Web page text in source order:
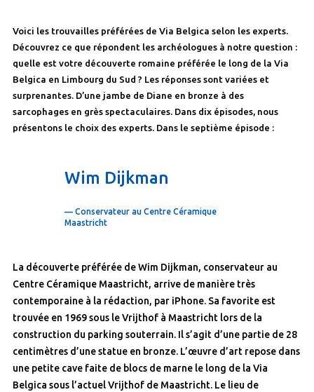
Voici les trouvailles préférées de Via Belgica selon les experts.
Découvrez ce que répondent les archéologues à notre question :
quelle est votre découverte romaine préférée le long de la Via
Belgica en Limbourg du Sud ? Les réponses sont variées et
surprenantes. D’une jambe de Diane en bronze à des
sarcophages en grès spectaculaires. Dans dix épisodes, nous
présentons le choix des experts. Dans le septième épisode :
Wim Dijkman
— Conservateur au Centre Céramique
Maastricht
La découverte préférée de Wim Dijkman, conservateur au
Centre Céramique Maastricht, arrive de manière très
contemporaine à la rédaction, par iPhone. Sa favorite est
trouvée en 1969 sous le Vrijthof à Maastricht lors de la
construction du parking souterrain. Il s’agit d’une partie de 28
centimètres d’une statue en bronze. L’œuvre d’art repose dans
une petite cave faite de blocs de marne le long de la Via
Belgica sous l’actuel Vrijthof de Maastricht. Le lieu de